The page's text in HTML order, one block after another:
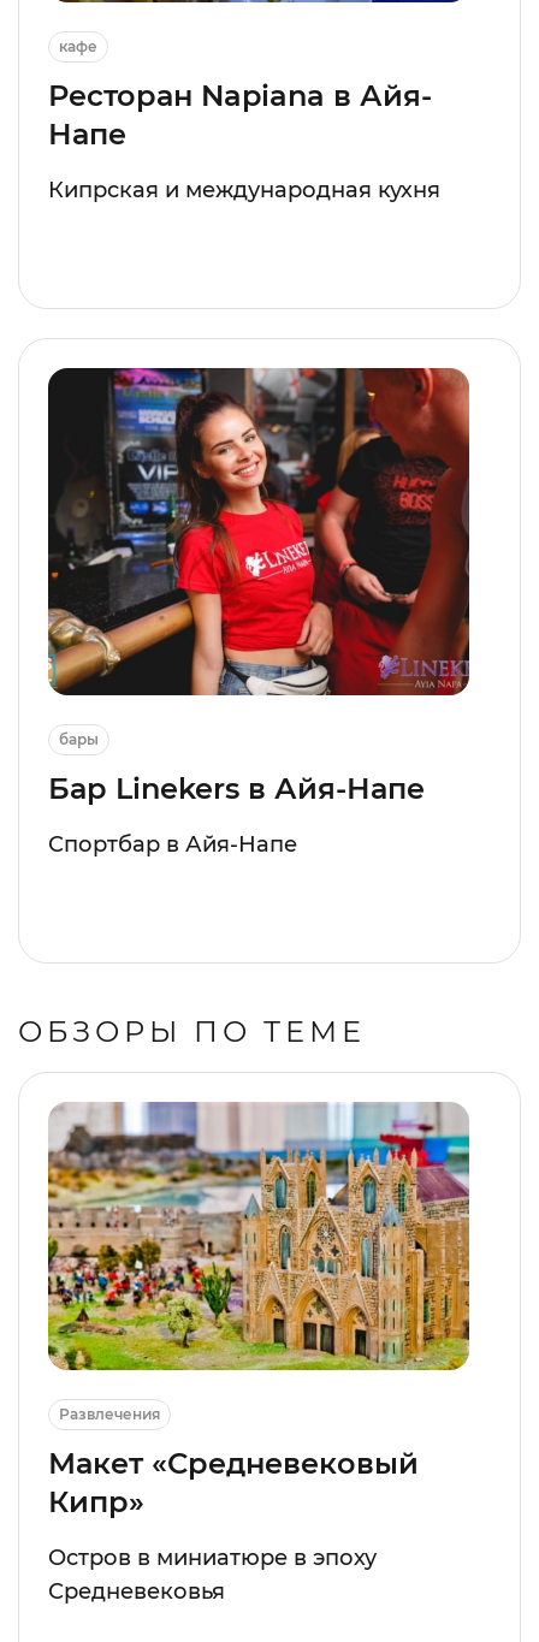
кафе
Ресторан Napiana в Айя-
Напе
Кипрская и международная кухня
бары
Бар Linekers в Айя-Напе
Спортбар в Айя-Напе
ОБЗОРЫ ПО ТЕМЕ
Развлечения
Макет «Средневековый
Кипр»
Остров в миниатюре в эпоху
Средневековья